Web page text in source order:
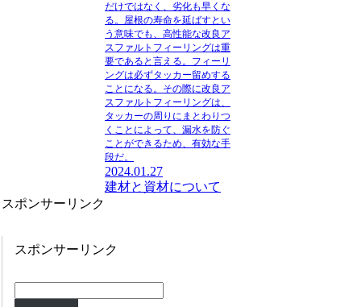
だけではなく、劣化も早くな
る。屋根の寿命を延ばすとい
う意味でも、高性能な改良ア
スファルトフィーリングは重
要であると言える。フィーリ
ングは必ずタッカー留めする
ことになる。その際に改良ア
スファルトフィーリングは、
タッカーの周りにまとわりつ
くことによって、漏水を防ぐ
ことができるため、有効な手
段だ。
2024.01.27
建材と資材について
スポンサーリンク
スポンサーリンク